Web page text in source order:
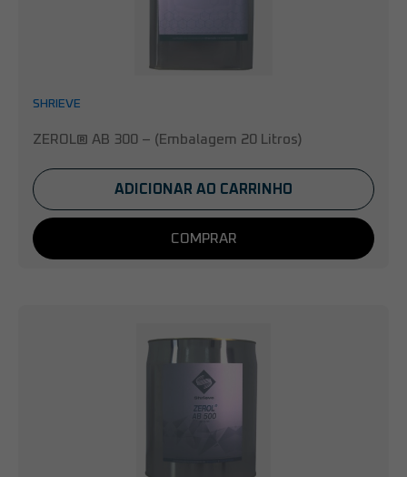
SHRIEVE
ZEROL® AB 300 – (Embalagem 20 Litros)
ADICIONAR AO CARRINHO
COMPRAR